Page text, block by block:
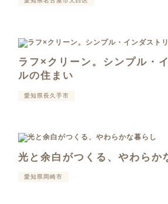
ラフ×クリーン。シンプル・
ルの住まい
愛知県長久手市
光と余白がつくる、やわらか
愛知県岡崎市